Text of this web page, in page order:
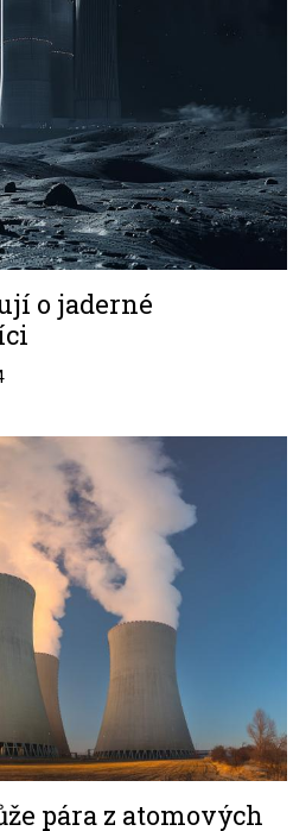
o jaderné
pára z atomových